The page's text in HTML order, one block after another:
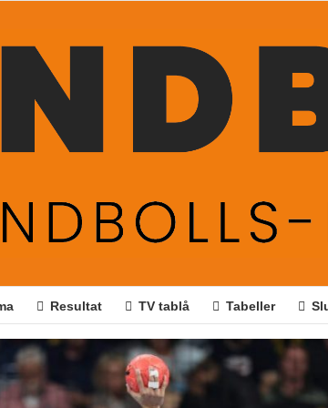
Resultat TV tablå Tabeller